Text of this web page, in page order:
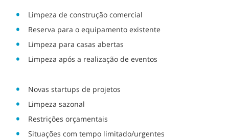
Limpeza de construção comercial
Reserva para o equipamento existente
Limpeza para casas abertas
Limpeza após a realização de eventos
Novas startups de projetos
Limpeza sazonal
Restrições orçamentais
Situações com tempo limitado/urgentes